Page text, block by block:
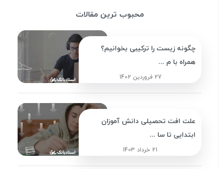
محبوب ترین مقالات
چگونه زیست را ترکیبی بخوانیم؟
همراه با م ...
27 فروردین 1402
علت افت تحصیلی دانش آموزان
ابتدایی تا سا ...
21 خرداد 1403